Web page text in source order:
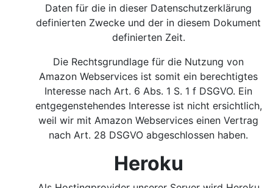
Daten für die in dieser Datenschutzerklärung
definierten Zwecke und der in diesem Dokument
definierten Zeit.
Die Rechtsgrundlage für die Nutzung von
Amazon Webservices ist somit ein berechtigtes
Interesse nach Art. 6 Abs. 1 S. 1 f DSGVO. Ein
entgegenstehendes Interesse ist nicht ersichtlich,
weil wir mit Amazon Webservices einen Vertrag
nach Art. 28 DSGVO abgeschlossen haben.
Heroku